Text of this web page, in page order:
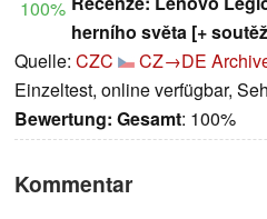
100%
herního světa [+
Quelle: CZC CZ→DE
Einzeltest, online verfügbar,
Bewertung: Gesamt: 100%
Kommentar